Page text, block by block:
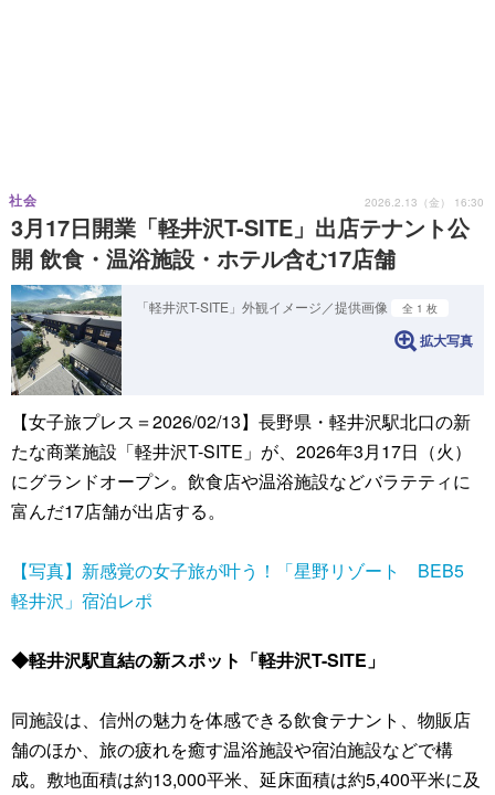
3月17日開業「軽井沢T-SITE」出店テナント公
開 飲食・温浴施設・ホテル含む17店舗
社会 2026.2.13（金） 16:30
「軽井沢T-SITE」外観イメージ／提供画像 全 1 枚
拡大写真
【女子旅プレス＝2026/02/13】長野県・軽井沢駅北口の新
たな商業施設「軽井沢T-SITE」が、2026年3月17日（火）
にグランドオープン。飲食店や温浴施設などバラテティに
富んだ17店舗が出店する。
【写真】新感覚の女子旅が叶う！「星野リゾート BEB5
軽井沢」宿泊レポ
◆軽井沢駅直結の新スポット「軽井沢T-SITE」
同施設は、信州の魅力を体感できる飲食テナント、物販店
舗のほか、旅の疲れを癒す温浴施設や宿泊施設などで構
成。敷地面積は約13,000平米、延床面積は約5,400平米に及